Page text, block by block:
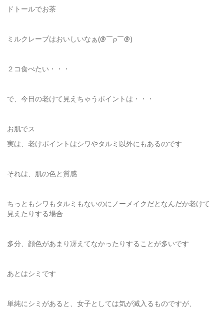
ドトールでお茶
ミルクレープはおいしいなぁ(@￣ρ￣@)
２コ食べたい・・・
で、今日の老けて見えちゃうポイントは・・・
お肌でス
実は、老けポイントはシワやタルミ以外にもあるのです
それは、肌の色と質感
ちっともシワもタルミもないのにノーメイクだとなんだか老けて
見えたりする場合
多分、顔色があまり冴えてなかったりすることが多いです
あとはシミです
単純にシミがあると、女子としては気が滅入るものですが、